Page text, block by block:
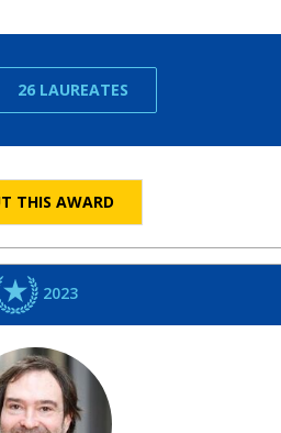
26 LAUREATES
THIS AWARD
2023